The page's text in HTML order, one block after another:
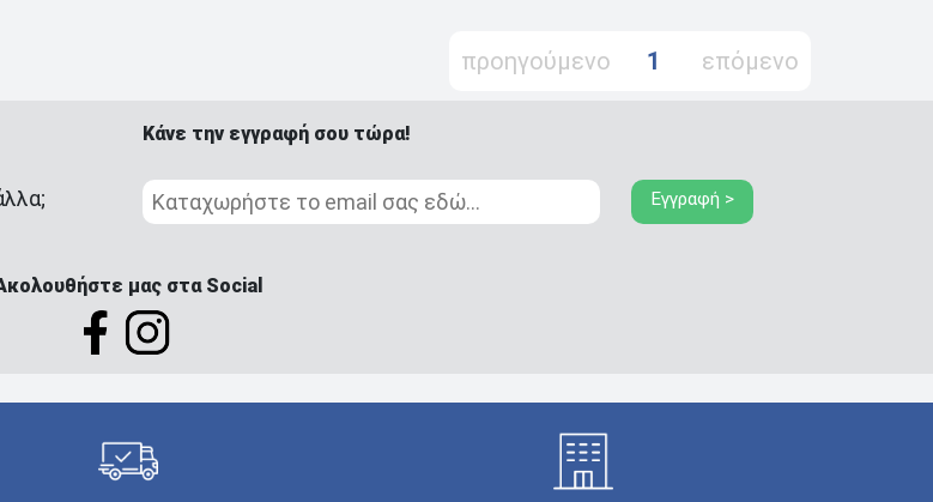
προηγούμενο 1 επόμενο
Κάνε την εγγραφή σου τώρα!
Εγγραφή >
μας στα Social